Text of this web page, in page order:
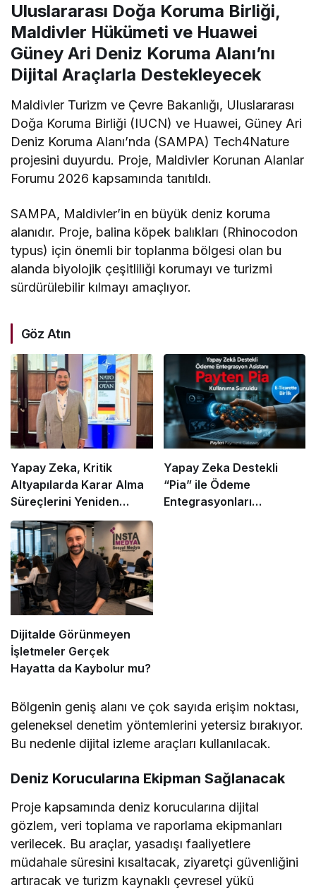
Uluslararası Doğa Koruma Birliği,
Maldivler Hükümeti ve Huawei
Güney Ari Deniz Koruma Alanı’nı
Dijital Araçlarla Destekleyecek
Maldivler Turizm ve Çevre Bakanlığı, Uluslararası
Doğa Koruma Birliği (IUCN) ve Huawei, Güney Ari
Deniz Koruma Alanı’nda (SAMPA) Tech4Nature
projesini duyurdu. Proje, Maldivler Korunan Alanlar
Forumu 2026 kapsamında tanıtıldı.
SAMPA, Maldivler’in en büyük deniz koruma
alanıdır. Proje, balina köpek balıkları (Rhinocodon
typus) için önemli bir toplanma bölgesi olan bu
alanda biyolojik çeşitliliği korumayı ve turizmi
sürdürülebilir kılmayı amaçlıyor.
Göz Atın
Yapay Zeka, Kritik
Altyapılarda Karar Alma
Süreçlerini Yeniden
Şekillendiriyor
Yapay Zeka Destekli
“Pia” ile Ödeme
Entegrasyonları
Dijitalde Görünmeyen
İşletmeler Gerçek
Hayatta da Kaybolur mu?
Bölgenin geniş alanı ve çok sayıda erişim noktası,
geleneksel denetim yöntemlerini yetersiz bırakıyor.
Bu nedenle dijital izleme araçları kullanılacak.
Deniz Korucularına Ekipman Sağlanacak
Proje kapsamında deniz korucularına dijital
gözlem, veri toplama ve raporlama ekipmanları
verilecek. Bu araçlar, yasadışı faaliyetlere
müdahale süresini kısaltacak, ziyaretçi güvenliğini
artıracak ve turizm kaynaklı çevresel yükü